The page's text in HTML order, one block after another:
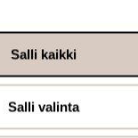
Salli kaikki
Salli valinta